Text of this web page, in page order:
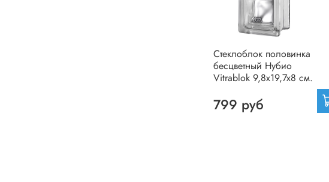
Стеклоблок половинка
бесцветный Нубио
Vitrablok 9,8x19,7x8 см.
799 руб